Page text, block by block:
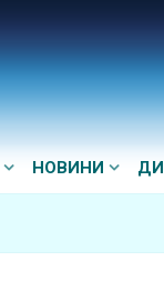
НОВИНИ